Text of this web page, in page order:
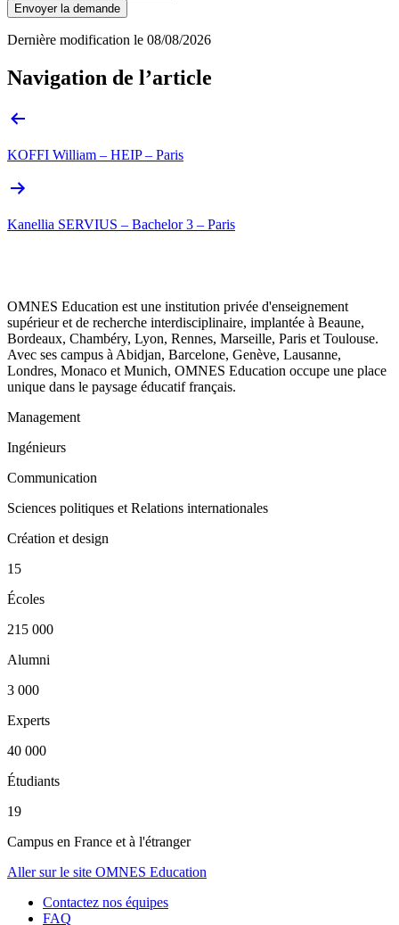
Envoyer la demande
Dernière modification le 08/08/2026
Navigation de l’article
KOFFI William – HEIP – Paris
Kanellia SERVIUS – Bachelor 3 – Paris
OMNES Education est une institution privée d'enseignement
supérieur et de recherche interdisciplinaire, implantée à Beaune,
Bordeaux, Chambéry, Lyon, Rennes, Marseille, Paris et Toulouse.
Avec ses campus à Abidjan, Barcelone, Genève, Lausanne,
Londres, Monaco et Munich, OMNES Education occupe une place
unique dans le paysage éducatif français.
Management
Ingénieurs
Communication
Sciences politiques et Relations internationales
Création et design
15
Écoles
215 000
Alumni
3 000
Experts
40 000
Étudiants
19
Campus en France et à l'étranger
Aller sur le site OMNES Education
Contactez nos équipes
FAQ